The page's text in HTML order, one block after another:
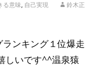
る意味, 自己実現
鈴木正
ンキング１位爆走
しいです^^温泉猿